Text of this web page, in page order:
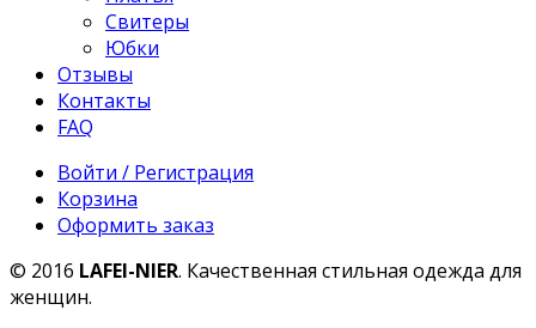
Свитеры
Юбки
Отзывы
Контакты
FAQ
Войти / Регистрация
Корзина
Оформить заказ
© 2016 LAFEI-NIER. Качественная стильная одежда для
женщин.